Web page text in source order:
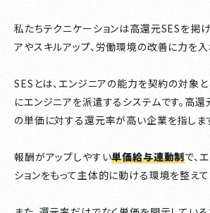
私たちテクニケーションは高還元SESを掲げ
アやスキルアップ、労働環境の改善に力を入
SESとは、エンジニアの能力を契約の対象と
にエンジニアを派遣するシステムです。高還
の単価に対する還元率が高い企業を指しま
報酬がアップしやすい単価給与連動制で、
ションをもって主体的に動ける環境を整えて